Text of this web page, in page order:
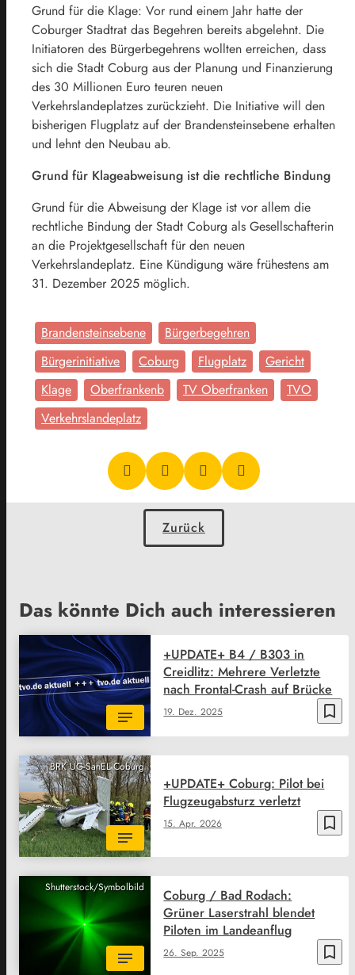
Grund für die Klage: Vor rund einem Jahr hatte der
Coburger Stadtrat das Begehren bereits abgelehnt. Die
Initiatoren des Bürgerbegehrens wollten erreichen, dass
sich die Stadt Coburg aus der Planung und Finanzierung
des 30 Millionen Euro teuren neuen
Verkehrslandeplatzes zurückzieht. Die Initiative will den
bisherigen Flugplatz auf der Brandensteinsebene erhalten
und lehnt den Neubau ab.
Grund für Klageabweisung ist die rechtliche Bindung
Grund für die Abweisung der Klage ist vor allem die
rechtliche Bindung der Stadt Coburg als Gesellschafterin
an die Projektgesellschaft für den neuen
Verkehrslandeplatz. Eine Kündigung wäre frühestens am
31. Dezember 2025 möglich.
Brandensteinsebene
Bürgerbegehren
Bürgerinitiative
Coburg Flugplatz
Gericht
Klage
Oberfrankenb TV Oberfranken
TVO
Verkehrslandeplatz
Zurück
Das könnte Dich auch interessieren
bookmark_border
19. Dez. 2025
+UPDATE+ B4 / B303 in
Creidlitz: Mehrere Verletzte
nach Frontal-Crash auf Brücke
BRK UG-SanEL Coburg
bookmark_border
15. Apr. 2026
+UPDATE+ Coburg: Pilot bei
Flugzeugabsturz verletzt
Shutterstock/Symbolbild
bookmark_border
26. Sep. 2025
Coburg / Bad Rodach:
Grüner Laserstrahl blendet
Piloten im Landeanflug